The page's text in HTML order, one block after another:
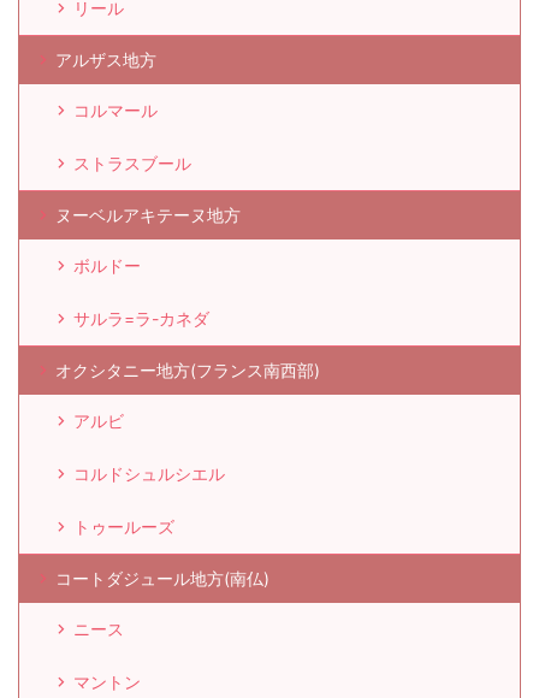
リール
アルザス地方
コルマール
ストラスブール
ヌーベルアキテーヌ地方
ボルドー
サルラ=ラ-カネダ
オクシタニー地方(フランス南西部)
アルビ
コルドシュルシエル
トゥールーズ
コートダジュール地方(南仏)
ニース
マントン